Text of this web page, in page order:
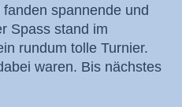
spannende und
Spass stand im
rundum tolle Turnier.
waren. Bis nächstes